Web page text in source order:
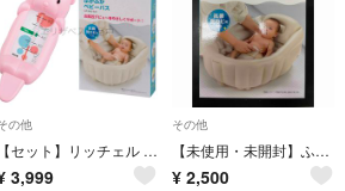
の他
【セット】リッチェル ふかふか ベビーバス + タニタ 湯温計 赤ちゃん 沐浴
3,999
その他
【未使用・未開封】ふかふか ベビーバスK
¥ 2,500